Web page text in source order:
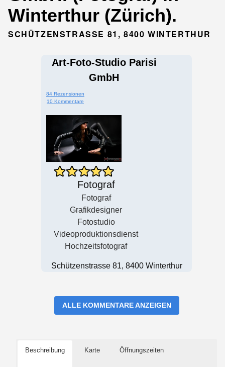
Winterthur (Zürich).
SCHÜTZENSTRASSE 81, 8400 WINTERTHUR
Art-Foto-Studio Parisi
GmbH
84 Rezensionen
10 Kommentare
Fotograf
Fotograf
Grafikdesigner
Fotostudio
Videoproduktionsdienst
Hochzeitsfotograf
Schützenstrasse 81, 8400 Winterthur
ALLE KOMMENTARE ANZEIGEN
Beschreibung Karte Öffnungszeiten